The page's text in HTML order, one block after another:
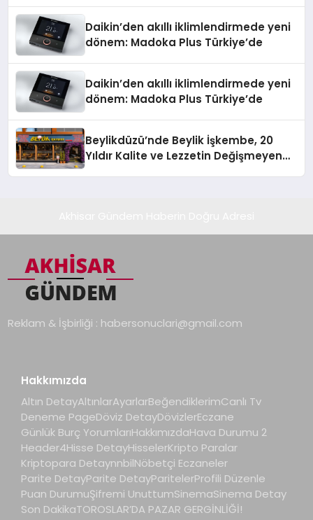
Daikin’den akıllı iklimlendirmede yeni
dönem: Madoka Plus Türkiye’de
Daikin’den akıllı iklimlendirmede yeni
dönem: Madoka Plus Türkiye’de
Beylikdüzü’nde Beylik İşkembe, 20
Yıldır Kalite ve Lezzetin Değişmeyen
Reklam & İşbirliği : habersonuclari@gmail.com
Hakkımızda
Altın DetayAltınlarAyarlarBeğendiklerimCanlı Tv
Deneme PageDöviz DetayDövizlerEczane
Günlük Burç YorumlarıHakkımızdaHava Durumu 2
Header4Hisse DetayHisselerKripto Paralar
Kriptopara DetaynnbilNöbetçi Eczaneler
Parite DetayParite DetayParitelerProfili Düzenle
Puan DurumuŞifremi UnuttumSinemaSinema Detay
Son DakikaTOROSLAR’DA PAZAR GERGİNLİĞİ!